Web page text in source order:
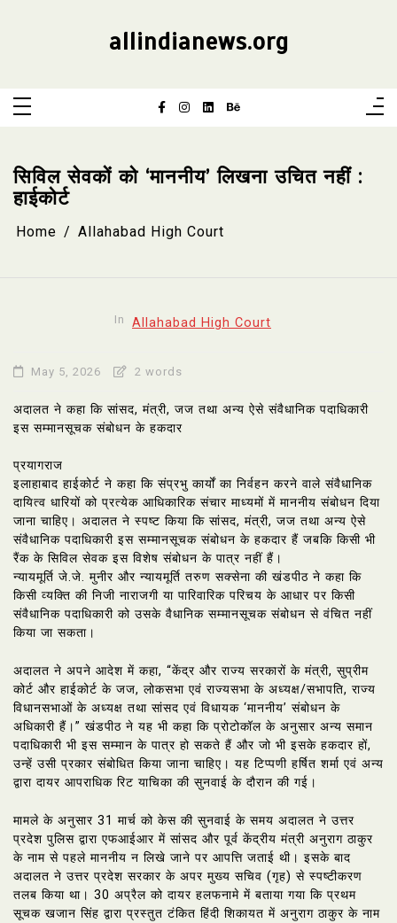
allindianews.org
सिविल सेवकों को ‘माननीय’ लिखना उचित नहीं :
हाईकोर्ट
Home Allahabad High Court
In Allahabad High Court
May 5, 2026 2 words
अदालत ने कहा कि सांसद, मंत्री, जज तथा अन्य ऐसे संवैधानिक पदाधिकारी
इस सम्मानसूचक संबोधन के हकदार
प्रयागराज
इलाहाबाद हाईकोर्ट ने कहा कि संप्रभु कार्यों का निर्वहन करने वाले संवैधानिक
दायित्व धारियों को प्रत्येक आधिकारिक संचार माध्यमों में माननीय संबोधन दिया
जाना चाहिए। अदालत ने स्पष्ट किया कि सांसद, मंत्री, जज तथा अन्य ऐसे
संवैधानिक पदाधिकारी इस सम्मानसूचक संबोधन के हकदार हैं जबकि किसी भी
रैंक के सिविल सेवक इस विशेष संबोधन के पात्र नहीं हैं।
न्यायमूर्ति जे.जे. मुनीर और न्यायमूर्ति तरुण सक्सेना की खंडपीठ ने कहा कि
किसी व्यक्ति की निजी नाराजगी या पारिवारिक परिचय के आधार पर किसी
संवैधानिक पदाधिकारी को उसके वैधानिक सम्मानसूचक संबोधन से वंचित नहीं
किया जा सकता।
अदालत ने अपने आदेश में कहा, “केंद्र और राज्य सरकारों के मंत्री, सुप्रीम
कोर्ट और हाईकोर्ट के जज, लोकसभा एवं राज्यसभा के अध्यक्ष/सभापति, राज्य
विधानसभाओं के अध्यक्ष तथा सांसद एवं विधायक ‘माननीय’ संबोधन के
अधिकारी हैं।” खंडपीठ ने यह भी कहा कि प्रोटोकॉल के अनुसार अन्य समान
पदाधिकारी भी इस सम्मान के पात्र हो सकते हैं और जो भी इसके हकदार हों,
उन्हें उसी प्रकार संबोधित किया जाना चाहिए। यह टिप्पणी हर्षित शर्मा एवं अन्य
द्वारा दायर आपराधिक रिट याचिका की सुनवाई के दौरान की गई।
मामले के अनुसार 31 मार्च को केस की सुनवाई के समय अदालत ने उत्तर
प्रदेश पुलिस द्वारा एफआईआर में सांसद और पूर्व केंद्रीय मंत्री अनुराग ठाकुर
के नाम से पहले माननीय न लिखे जाने पर आपत्ति जताई थी। इसके बाद
अदालत ने उत्तर प्रदेश सरकार के अपर मुख्य सचिव (गृह) से स्पष्टीकरण
तलब किया था। 30 अप्रैल को दायर हलफनामे में बताया गया कि प्रथम
सूचक खजान सिंह द्वारा प्रस्तुत टंकित हिंदी शिकायत में अनुराग ठाकुर के नाम